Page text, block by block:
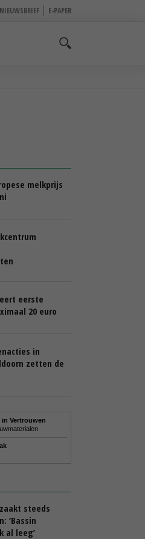
NIEUWSBRIEF E-PAPER
melkprijs
eerste
20 euro
in
zetten de
Vertrouwen
steeds
‘Bassin
al leeg’